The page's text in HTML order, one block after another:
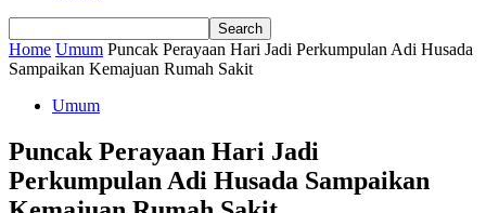
Home Umum Puncak Perayaan Hari Jadi Perkumpulan Adi Husada
Sampaikan Kemajuan Rumah Sakit
Umum
Puncak Perayaan Hari Jadi
Perkumpulan Adi Husada Sampaikan